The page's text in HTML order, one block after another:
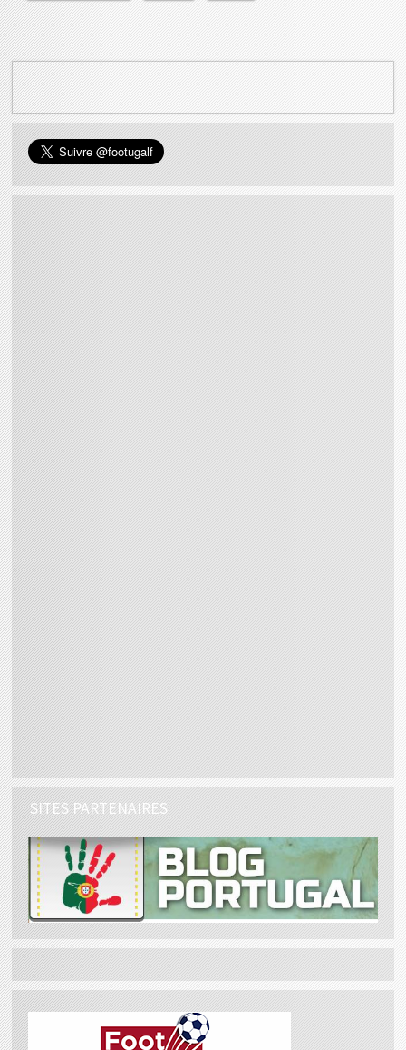
SITES PARTENAIRES